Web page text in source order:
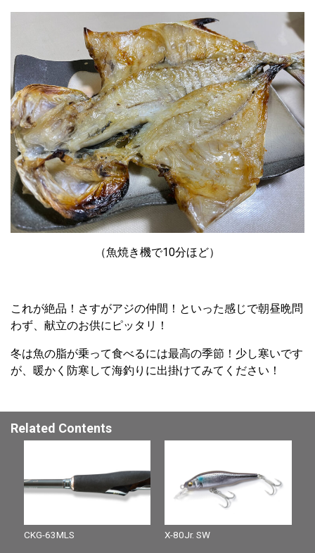
（魚焼き機で10分ほど）
これが絶品！さすがアジの仲間！といった感じで朝昼晩問
わず、献立のお供にピッタリ！
冬は魚の脂が乗って食べるには最高の季節！少し寒いです
が、暖かく防寒して海釣りに出掛けてみてください！
Related Contents
CKG-63MLS X-80Jr. SW